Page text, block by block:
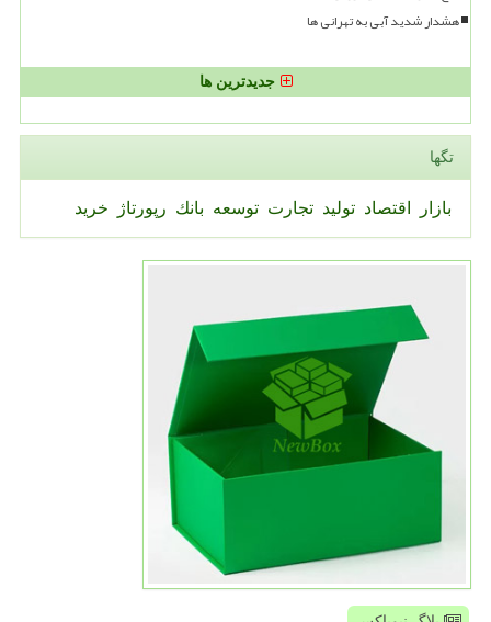
هشدار شدید آبی به تهرانی ها
جدیدترین ها
تگها
بازار اقتصاد تولید تجارت توسعه بانك رپورتاژ خرید